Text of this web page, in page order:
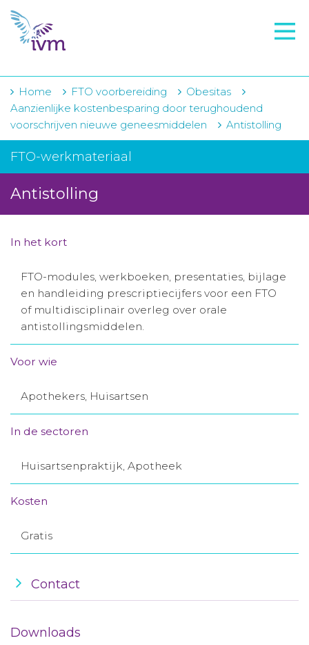
VMI
FTO voorbereiding
IVM-academie
Zorginstellingen
Projecten
Actueel
Winkelwagentje
Aanmelden nieuwsbrief
Toegang leeromgeving
Home FTO voorbereiding
Obesitas
Aanzienlijke kostenbesparing door terughoudend
voorschrijven nieuwe geneesmiddelen
Antistolling
FTO-werkmateriaal
Antistolling
In het kort
FTO-modules, werkboeken, presentaties, bijlage
en handleiding prescriptiecijfers voor een FTO
of multidisciplinair overleg over orale
antistollingsmiddelen.
Voor wie
Apothekers, Huisartsen
In de sectoren
Huisartsenpraktijk, Apotheek
Kosten
Gratis
Contact
Downloads